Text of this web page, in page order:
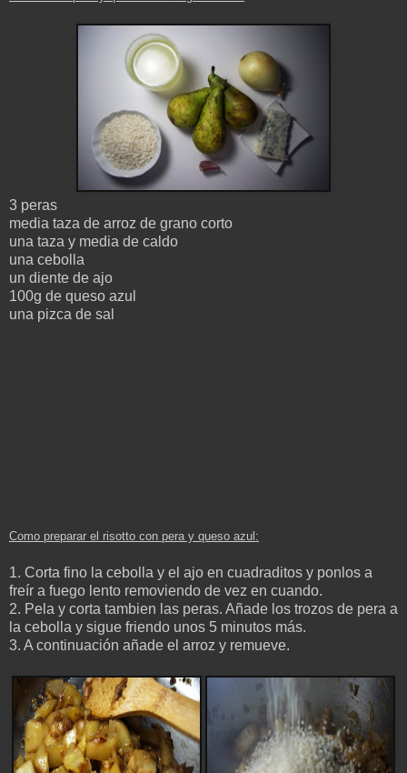
3 peras
media taza de arroz de grano corto
una taza y media de caldo
una cebolla
un diente de ajo
100g de queso azul
una pizca de sal
Como preparar el risotto con pera y queso azul:
1. Corta fino la cebolla y el ajo en cuadraditos y ponlos a
freír a fuego lento removiendo de vez en cuando.
2. Pela y corta tambien las peras. Añade los trozos de pera a
la cebolla y sigue friendo unos 5 minutos más.
3. A continuación añade el arroz y remueve.